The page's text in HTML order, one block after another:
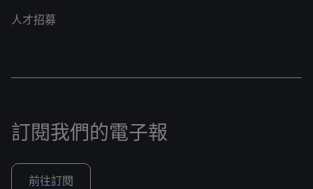
人才招募
訂閱我們的電子報
前往訂閱